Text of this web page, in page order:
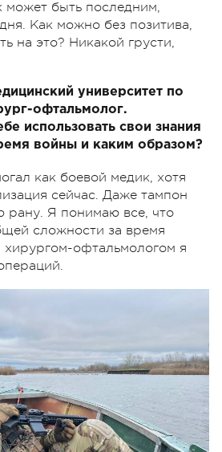
может быть последним,
Как можно без позитива,
на это? Никакой грусти,
университет по
офтальмолог.
использовать свои знания
войны и каким образом?
как боевой медик, хотя
сейчас. Даже тампон
рану. Я понимаю все, что
сложности за время
хирургом-офтальмологом я